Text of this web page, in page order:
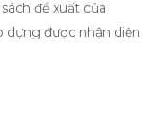
đề xuất của
dựng được nhận diện